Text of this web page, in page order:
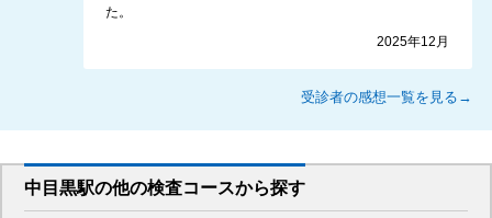
た。
2025年12月
受診者の感想一覧を見る→
中目黒駅の他の検査コースから探す